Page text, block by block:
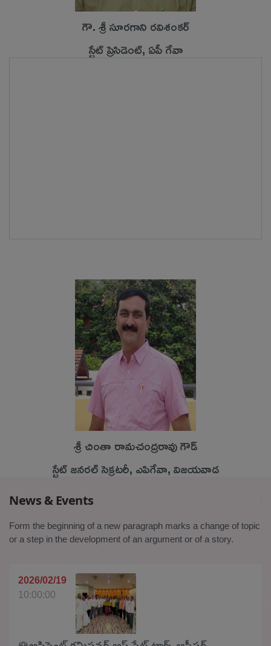
గౌ. శ్రీ సూరగాని రవిశంకర్
స్టేట్ ప్రెసిడెంట్, ఏపీ గేవా
శ్రీ చింతా రామచంద్రరావు గౌడ్
స్టేట్ జనరల్ సెక్రటరీ, ఎపిగేవా, విజయవాడ
News & Events
Form the beginning of a new paragraph marks a change of topic
or a step in the development of an argument or of a story.
2026/02/19
10:00:00